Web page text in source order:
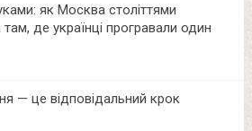
як Москва століттями
там, де українці програвали один
— це відповідальний крок